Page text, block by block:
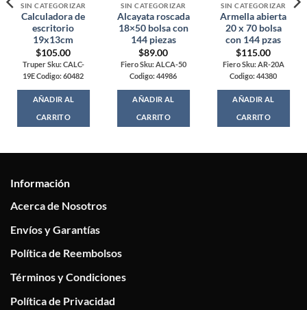
SIN CATEGORIZAR
Calculadora de
escritorio
19x13cm
$105.00
Truper Sku: CALC-
19E Codigo: 60482
AÑADIR AL
CARRITO
SIN CATEGORIZAR
Alcayata roscada
18×50 bolsa con
144 piezas
$89.00
Fiero Sku: ALCA-50
Codigo: 44986
AÑADIR AL
CARRITO
SIN CATEGORIZAR
Armella abierta
20 x 70 bolsa
con 144 pzas
$115.00
Fiero Sku: AR-20A
Codigo: 44380
AÑADIR AL
CARRITO
Información
Acerca de Nosotros
Envíos y Garantías
Política de Reembolsos
Términos y Condiciones
Política de Privacidad